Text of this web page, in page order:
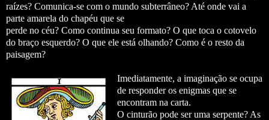
raízes? Comunica-se com o mundo subterrâneo? Até onde vai a
parte amarela do chapéu que se
perde no céu? Como continua seu formato? O que toca o cotovelo
do braço esquerdo? O que ele está olhando? Como é o resto da
paisagem?
Imediatamente, a imaginação se ocupa
de responder os enigmas que se
encontram na carta.
O cinturão pode ser uma serpente? As